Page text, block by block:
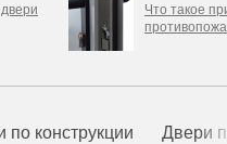
Что такое
по конструкции Двери